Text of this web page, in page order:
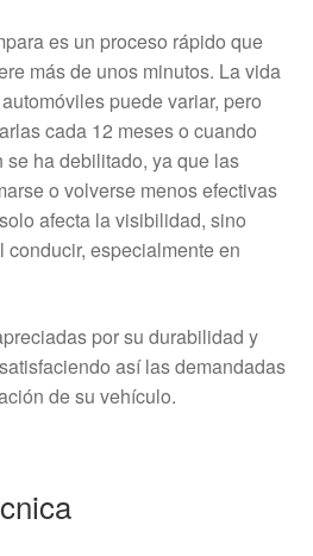
es un proceso rápido que
más de unos minutos. La vida
puede variar, pero
cada 12 meses o cuando
ha debilitado, ya que las
o volverse menos efectivas
afecta la visibilidad, sino
especialmente en
por su durabilidad y
así las demandadas
de su vehículo.